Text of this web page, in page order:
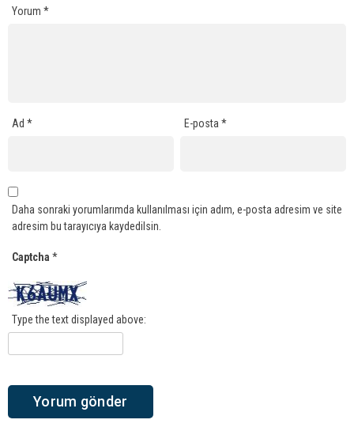
Yorum *
Ad * E-posta*
Daha sonraki yorumlarımda kullanılması için adım, e-posta adresim ve site
adresim bu tarayıcıya kaydedilsin.
Captcha *
Type the text displayed above: